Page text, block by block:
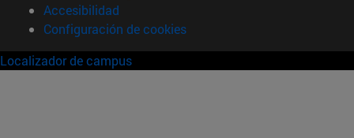
Accesibilidad
Configuración de cookies
Localizador de campus